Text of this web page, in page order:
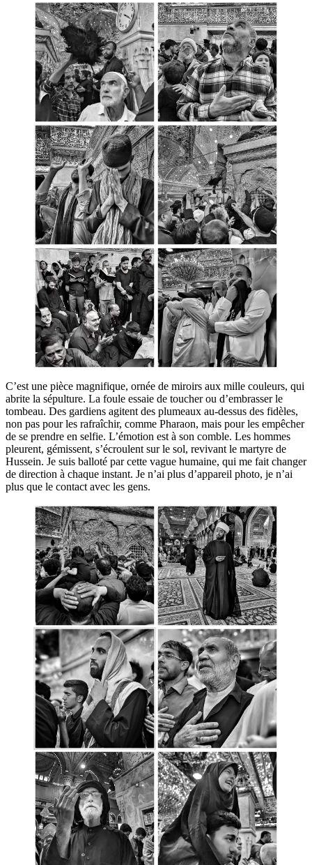
C’est une pièce magnifique, ornée de miroirs aux mille couleurs, qui
abrite la sépulture. La foule essaie de toucher ou d’embrasser le
tombeau. Des gardiens agitent des plumeaux au-dessus des fidèles,
non pas pour les rafraîchir, comme Pharaon, mais pour les empêcher
de se prendre en selfie. L’émotion est à son comble. Les hommes
pleurent, gémissent, s’écroulent sur le sol, revivant le martyre de
Hussein. Je suis balloté par cette vague humaine, qui me fait changer
de direction à chaque instant. Je n’ai plus d’appareil photo, je n’ai
plus que le contact avec les gens.